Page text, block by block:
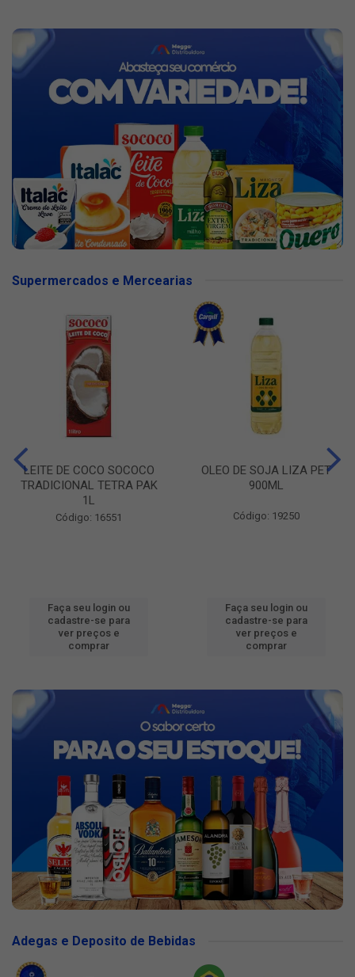
Supermercados e Mercearias
LEITE DE COCO SOCOCO
TRADICIONAL TETRA PAK
1L
Código: 16551
Faça seu login ou
cadastre-se para
ver preços e
comprar
OLEO DE SOJA LIZA PET
900ML
Código: 19250
Faça seu login ou
cadastre-se para
ver preços e
comprar
Adegas e Deposito de Bebidas